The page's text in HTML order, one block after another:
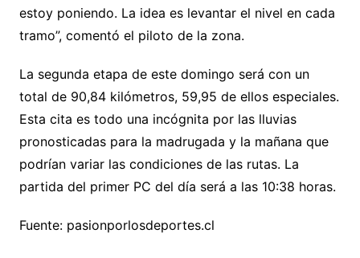
estoy poniendo. La idea es levantar el nivel en cada
tramo”, comentó el piloto de la zona.
La segunda etapa de este domingo será con un
total de 90,84 kilómetros, 59,95 de ellos especiales.
Esta cita es todo una incógnita por las lluvias
pronosticadas para la madrugada y la mañana que
podrían variar las condiciones de las rutas. La
partida del primer PC del día será a las 10:38 horas.
Fuente: pasionporlosdeportes.cl